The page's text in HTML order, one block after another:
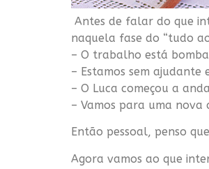
Antes de falar do que
naquela fase do “tudo
– O trabalho está
– Estamos sem
– O Luca começou a
– Vamos para uma nova
Então pessoal, penso
Agora vamos ao que